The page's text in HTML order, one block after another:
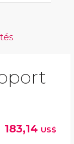
183,14 US$